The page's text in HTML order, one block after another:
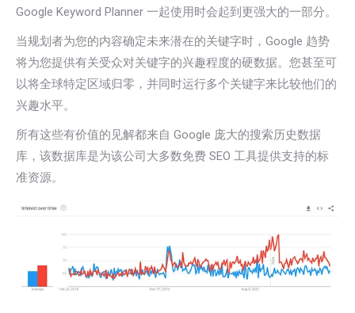
Google Keyword Planner 一起使用时会起到更强大的一部分。
当规划者为您的内容确定未来潜在的关键字时，Google 趋势
将为您提供有关受众对关键字的兴趣程度的硬数据。您甚至可
以将全球特定区域归零，并同时运行多个关键字来比较他们的
兴趣水平。
所有这些有价值的见解都来自 Google 庞大的搜索历史数据
库，该数据库是为该公司大多数免费 SEO 工具提供支持的标
准资源。